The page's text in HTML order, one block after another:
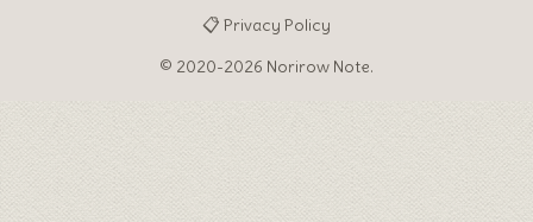
📋 Privacy Policy
© 2020-2026 Norirow Note.